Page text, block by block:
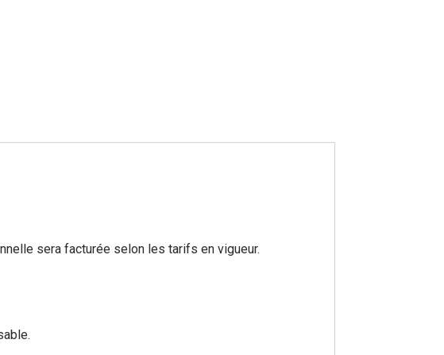
sera facturée selon les tarifs en vigueur.